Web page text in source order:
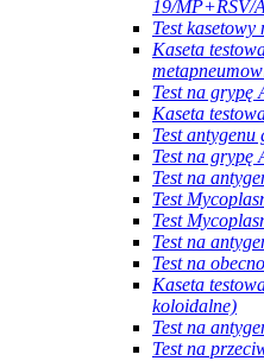
19/MP+RSV/
Test
Kaseta
Test na grypę
Kaseta
Test
Test na grypę
Test na
Test
Test
Test na
Test na
Kaseta
koloidalne)
Test na
Test na